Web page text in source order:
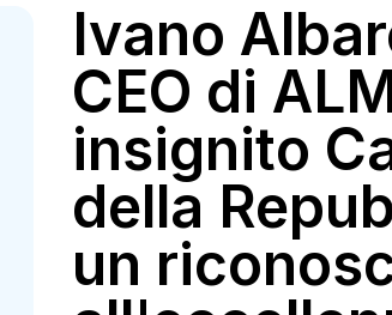
Ivano
CEO di
insignito
della
un